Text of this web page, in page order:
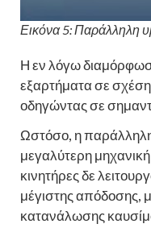
Εικόνα 5: Παράλληλη
Η εν λόγω
εξαρτήματα σε σχέση
οδηγώντας σε
Ωστόσο, η
μεγαλύτερη
κινητήρες δε
μέγιστης απόδοσης,
κατανάλωσης